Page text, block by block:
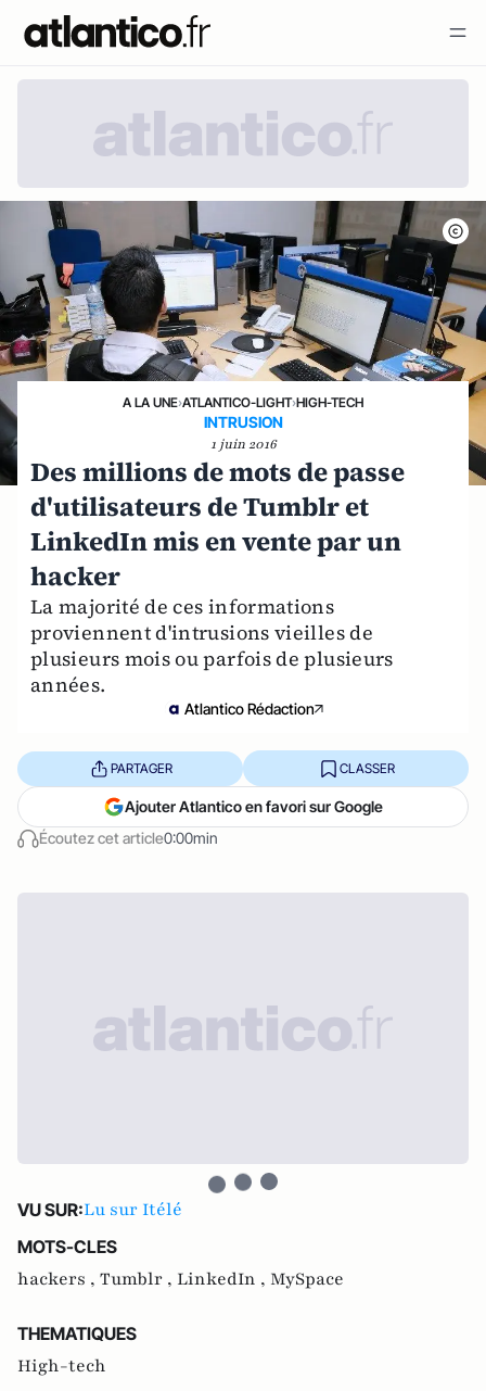
A LA UNE›ATLANTICO-LIGHT›HIGH-TECH
INTRUSION
1 juin 2016
Des millions de mots de passe
d'utilisateurs de Tumblr et
LinkedIn mis en vente par un
hacker
La majorité de ces informations
proviennent d'intrusions vieilles de
plusieurs mois ou parfois de plusieurs
années.
Atlantico Rédaction
Écoutez cet article0:00min
PARTAGER CLASSER
Ajouter Atlantico en favori sur Google
VU SUR:Lu sur Itélé
MOTS-CLES
hackers , Tumblr , LinkedIn , MySpace
THEMATIQUES
High-tech